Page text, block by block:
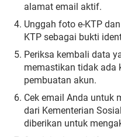
alamat email aktif.
Unggah foto e-KTP
KTP sebagai bukti
Periksa kembali data
memastikan tidak ada
pembuatan akun.
Cek email Anda untuk
dari Kementerian
diberikan untuk